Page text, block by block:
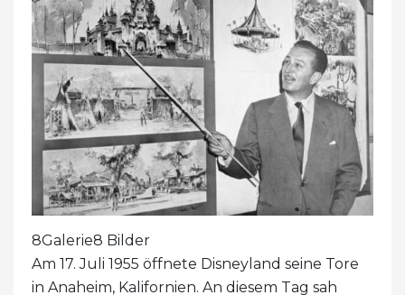
8Galerie8 Bilder
Am 17. Juli 1955 öffnete Disneyland seine Tore
in Anaheim, Kalifornien. An diesem Tag sah